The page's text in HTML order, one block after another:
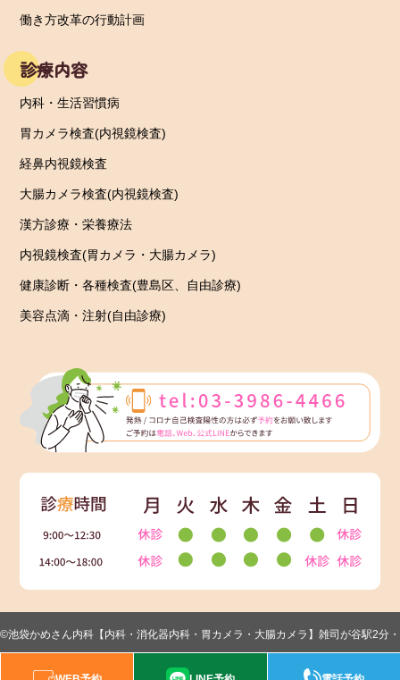
働き方改革の行動計画
診療内容
内科・生活習慣病
胃カメラ検査(内視鏡検査)
経鼻内視鏡検査
大腸カメラ検査(内視鏡検査)
漢方診療・栄養療法
内視鏡検査(胃カメラ・大腸カメラ)
健康診断・各種検査(豊島区、自由診療)
美容点滴・注射(自由診療)
©池袋かめさん内科【内科・消化器内科・胃カメラ・大腸カメラ】雑司が谷駅2分・